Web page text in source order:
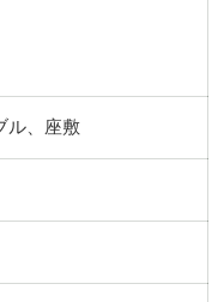
ル、座敷